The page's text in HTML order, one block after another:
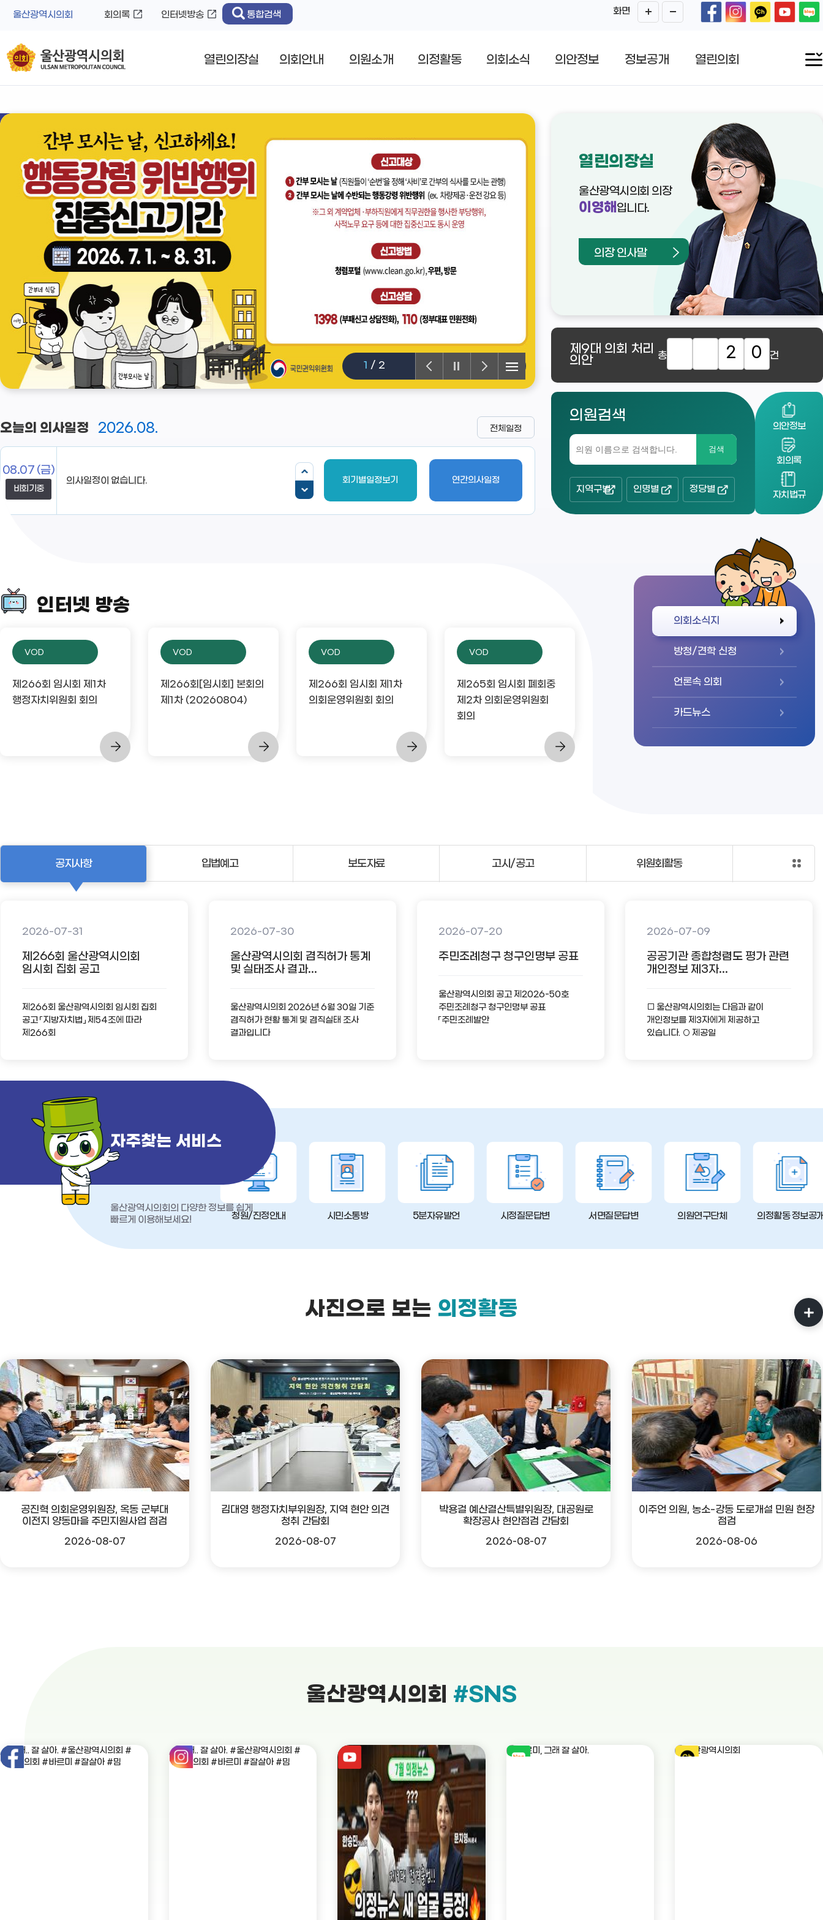
울산광역시의회 회의록 인터넷방송 통합검색 화면
열린의장실 의회안내 의원소개 의정활동 의회소식 의안정보 정보공개 열린의회
1 / 2
열린의장실
울산광역시의회 의장
이영해 입니다.
의장 인사말
제9대 의회 처리
의안 총 2 0 건
오늘의 의사일정 2026.08.
08.07 (금)
비회기중
회기별일정보기 연간의사일정
전체일정
의원검색
검색
지역구별 인명별 정당별
의안정보
회의록
자치법규
인터넷 방송
VOD
제266회 임시회 제1차
행정자치위원회 회의
VOD
제266회[임시회] 본회의
제1차 (20260804)
VOD
제266회 임시회 제1차
의회운영위원회 회의
VOD
제265회 임시회 폐회중
제2차 의회운영위원회
회의
의회소식지
방청/견학 신청
언론속 의회
카드뉴스
공지사항
2026-07-31
제266회 울산광역시의회
임시회 집회 공고
제266회 울산광역시의회 임시회 집회
공고 「지방자치법」 제54조에 따라
제266회
2026-07-30
울산광역시의회 겸직허가 통계
및 실태조사 결과...
울산광역시의회 2026년 6월 30일 기준
겸직허가 현황 통계 및 겸직실태 조사
결과입니다
2026-07-20
주민조례청구 청구인명부 공표
울산광역시의회 공고 제2026-50호
주민조례청구 청구인명부 공표
「주민조례발안
2026-07-09
공공기관 종합청렴도 평가 관련
개인정보 제3자...
□ 울산광역시의회는 다음과 같이
개인정보를 제3자에게 제공하고
있습니다. ○ 제공일
입법예고 보도자료 고시/공고 위원회활동
자주찾는 서비스
울산광역시의회의 다양한 정보를 쉽게
빠르게 이용해보세요!
청원/진정안내 시민소통방 5분자유발언 시정질문답변 서면질문답변 의원연구단체 의정활동 정보공
사진으로 보는 의정활동
공진혁 의회운영위원장, 옥동 군부대
이전지 양동마을 주민지원사업 점검
2026-08-07
김대영 행정자치부위원장, 지역 현안 의견
청취 간담회
2026-08-07
박용걸 예산결산특별위원장, 대공원로
확장공사 현안점검 간담회
2026-08-07
이주언 의원, 농소-강동 도로개설 민원 현장
점검
2026-08-06
울산광역시의회 #SNS